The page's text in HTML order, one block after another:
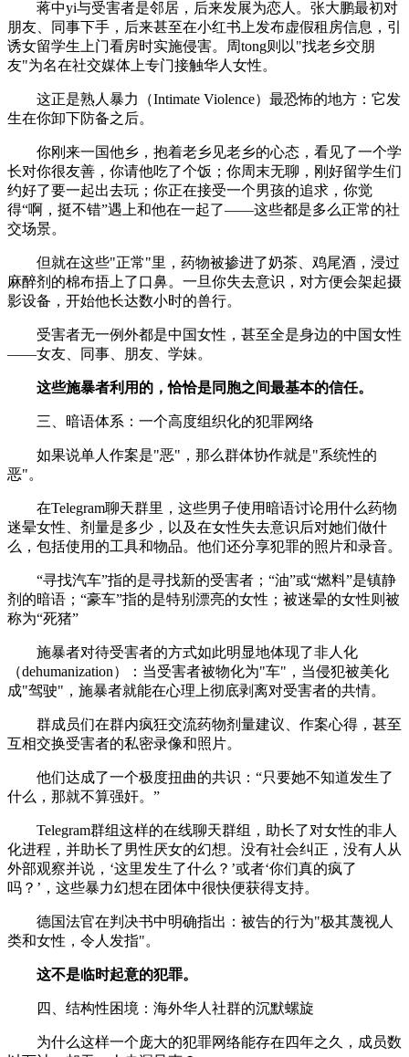
蒋中yi与受害者是邻居，后来发展为恋人。张大鹏最初对
朋友、同事下手，后来甚至在小红书上发布虚假租房信息，引
诱女留学生上门看房时实施侵害。周tong则以"找老乡交朋
友"为名在社交媒体上专门接触华人女性。
这正是熟人暴力（Intimate Violence）最恐怖的地方：它发
生在你卸下防备之后。
你刚来一国他乡，抱着老乡见老乡的心态，看见了一个学
长对你很友善，你请他吃了个饭；你周末无聊，刚好留学生们
约好了要一起出去玩；你正在接受一个男孩的追求，你觉
得“啊，挺不错”遇上和他在一起了——这些都是多么正常的社
交场景。
但就在这些"正常"里，药物被掺进了奶茶、鸡尾酒，浸过
麻醉剂的棉布捂上了口鼻。一旦你失去意识，对方便会架起摄
影设备，开始他长达数小时的兽行。
受害者无一例外都是中国女性，甚至全是身边的中国女性
——女友、同事、朋友、学妹。
这些施暴者利用的，恰恰是同胞之间最基本的信任。
三、暗语体系：一个高度组织化的犯罪网络
如果说单人作案是"恶"，那么群体协作就是"系统性的
恶"。
在Telegram聊天群里，这些男子使用暗语讨论用什么药物
迷晕女性、剂量是多少，以及在女性失去意识后对她们做什
么，包括使用的工具和物品。他们还分享犯罪的照片和录音。
“寻找汽车”指的是寻找新的受害者；“油”或“燃料”是镇静
剂的暗语；“豪车”指的是特别漂亮的女性；被迷晕的女性则被
称为“死猪”
施暴者对待受害者的方式如此明显地体现了非人化
（dehumanization）：当受害者被物化为"车"，当侵犯被美化
成"驾驶"，施暴者就能在心理上彻底剥离对受害者的共情。
群成员们在群内疯狂交流药物剂量建议、作案心得，甚至
互相交换受害者的私密录像和照片。
他们达成了一个极度扭曲的共识：“只要她不知道发生了
什么，那就不算强奸。”
Telegram群组这样的在线聊天群组，助长了对女性的非人
化进程，并助长了男性厌女的幻想。没有社会纠正，没有人从
外部观察并说，‘这里发生了什么？’或者‘你们真的疯了
吗？’，这些暴力幻想在团体中很快便获得支持。
德国法官在判决书中明确指出：被告的行为"极其蔑视人
类和女性，令人发指"。
这不是临时起意的犯罪。
四、结构性困境：海外华人社群的沉默螺旋
为什么这样一个庞大的犯罪网络能存在四年之久，成员数